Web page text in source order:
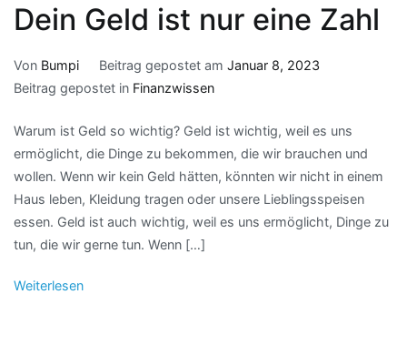
Dein Geld ist nur eine Zahl
Von Bumpi Beitrag gepostet am Januar 8, 2023
Beitrag gepostet in Finanzwissen
Warum ist Geld so wichtig? Geld ist wichtig, weil es uns
ermöglicht, die Dinge zu bekommen, die wir brauchen und
wollen. Wenn wir kein Geld hätten, könnten wir nicht in einem
Haus leben, Kleidung tragen oder unsere Lieblingsspeisen
essen. Geld ist auch wichtig, weil es uns ermöglicht, Dinge zu
tun, die wir gerne tun. Wenn […]
Weiterlesen